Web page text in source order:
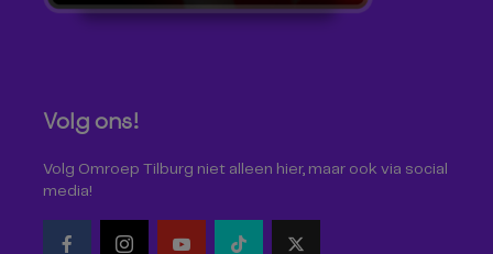
Volg ons!
Volg Omroep Tilburg niet alleen hier, maar ook via social
media!